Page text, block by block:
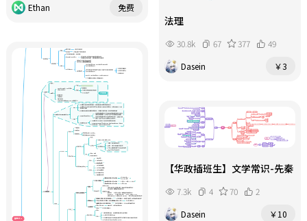
Ethan
免费
法理
30.8k 67 377
49
Dasein
￥3
【华政插班生】文学常识-先秦
7.3k 4 70
2
Dasein
￥10